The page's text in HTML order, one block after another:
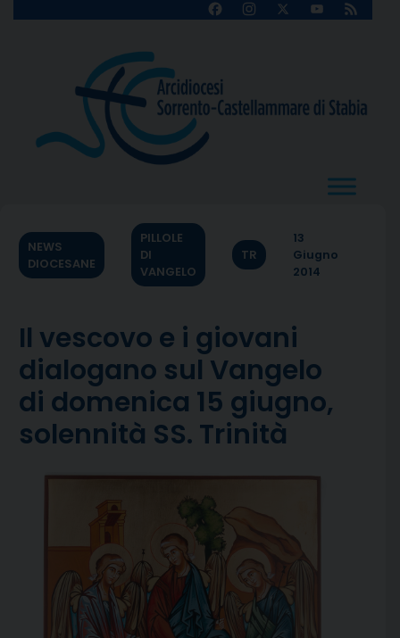
FacebookInstagram
X
YouTube
Feed
NEWS
DIOCESANE
PILLOLE
DI
VANGELO
TR
13
Giugno
2014
Il vescovo e i giovani
dialogano sul Vangelo
di domenica 15 giugno,
solennità SS. Trinità